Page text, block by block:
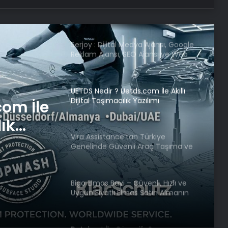
İle
Atağı
Reklam Ajansı, SEO Ajansı ve Web
Tasarım Ajansı
UETDS Nedir ? Uetds.com İle Akıllı
Dijital Taşımacılık Yazılımı
Vira Assistance’tan Türkiye
Genelinde Güvenli Araç Taşıma ve
Yol Yardım Atağı
Bigo Elmas Bayi – Güvenli, Hızlı ve
Uygun Fiyatlı Elmas Satın Almanın
Datahost İle Güvenilir Sunucu